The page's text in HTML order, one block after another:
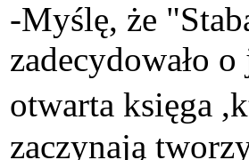
-Myślę, że
zadecydowało
otwarta księga
zaczynają